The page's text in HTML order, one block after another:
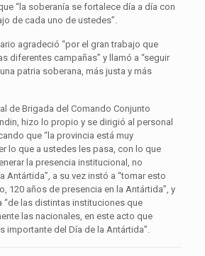
“la soberanía se fortalece día a día con
de cada uno de ustedes”.
agradeció “por el gran trabajo que
diferentes campañas” y llamó a “seguir
patria soberana, más justa y más
de Brigada del Comando Conjunto
hizo lo propio y se dirigió al personal
que “la provincia está muy
lo que a ustedes les pasa, con lo que
la presencia institucional, no
Antártida”, a su vez instó a “tomar esto
120 años de presencia en la Antártida”, y
“de las distintas instituciones que
las nacionales, en este acto que
importante del Día de la Antártida”.